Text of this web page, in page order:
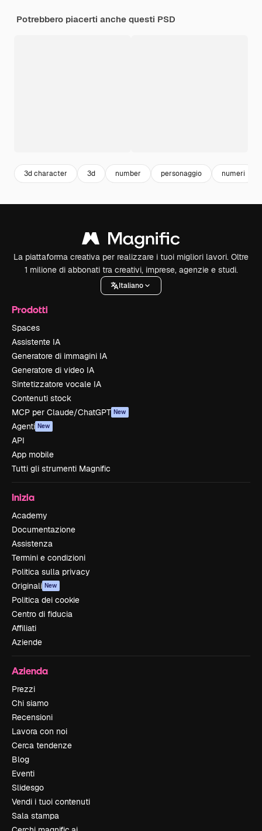
Potrebbero piacerti anche questi PSD
3d character 3d number personaggio numeri
La piattaforma creativa per realizzare i tuoi migliori lavori. Oltre
1 milione di abbonati tra creativi, imprese, agenzie e studi.
Italiano
Prodotti
Spaces
Assistente IA
Generatore di immagini IA
Generatore di video IA
Sintetizzatore vocale IA
Contenuti stock
MCP per Claude/ChatGPT New
Agenti New
API
App mobile
Tutti gli strumenti Magnific
Inizia
Academy
Documentazione
Assistenza
Termini e condizioni
Politica sulla privacy
Originali New
Politica dei cookie
Centro di fiducia
Affiliati
Aziende
Azienda
Prezzi
Chi siamo
Recensioni
Lavora con noi
Cerca tendenze
Blog
Eventi
Slidesgo
Vendi i tuoi contenuti
Sala stampa